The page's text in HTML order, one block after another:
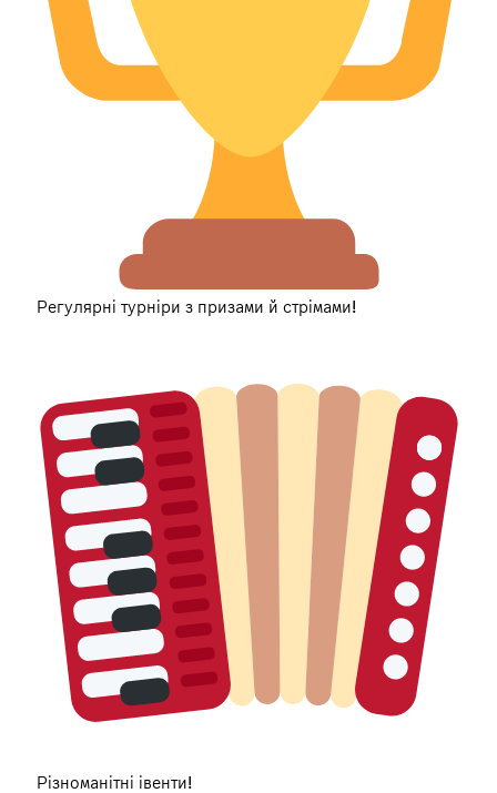
Регулярні турніри з призами й стрімами!
Різноманітні івенти!